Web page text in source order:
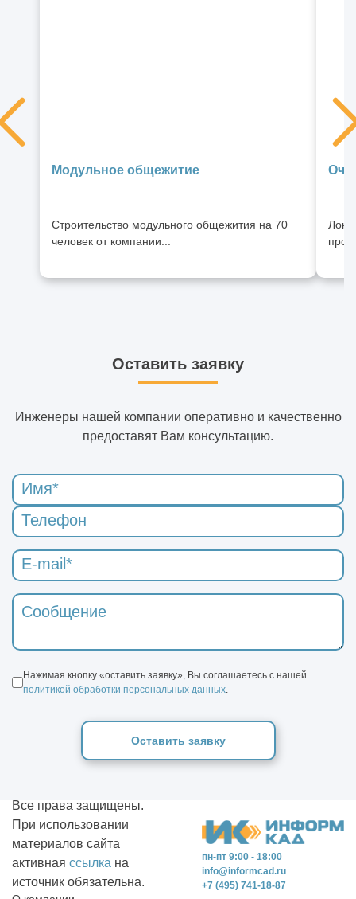
Модульное общежитие
Строительство модульного общежития на 70
человек от компании...
Оставить заявку
Инженеры нашей компании оперативно и качественно
предоставят Вам консультацию.
Нажимая кнопку «оставить заявку», Вы соглашаетесь с нашей
политикой обработки персональных данных.
Оставить заявку
пн-пт 9:00 - 18:00
+7 (495) 741-18-87
info@informcad.ru
Все права защищены.
При использовании
материалов сайта
активная ссылка на
источник обязательна.